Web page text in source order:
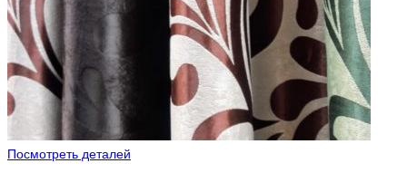
Посмотреть деталей